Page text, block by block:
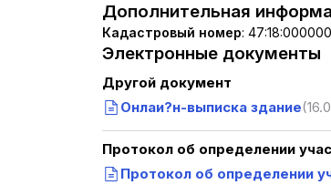
Дополнительная
Кадастровый номер:
Электронные документы
Другой документ
Онлаи?н-выписка здание
Протокол об определении
Протокол об определении